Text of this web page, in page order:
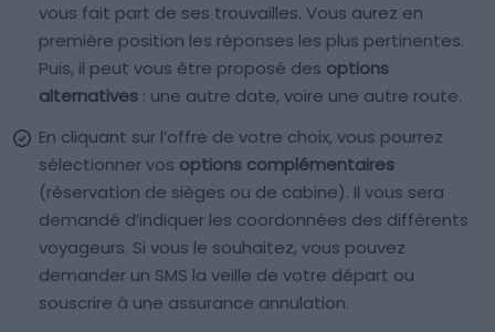
vous fait part de ses trouvailles. Vous aurez en
première position les réponses les plus pertinentes.
Puis, il peut vous être proposé des options
alternatives : une autre date, voire une autre route.
En cliquant sur l’offre de votre choix, vous pourrez
sélectionner vos options complémentaires
(réservation de sièges ou de cabine). Il vous sera
demandé d’indiquer les coordonnées des différents
voyageurs. Si vous le souhaitez, vous pouvez
demander un SMS la veille de votre départ ou
souscrire à une assurance annulation.